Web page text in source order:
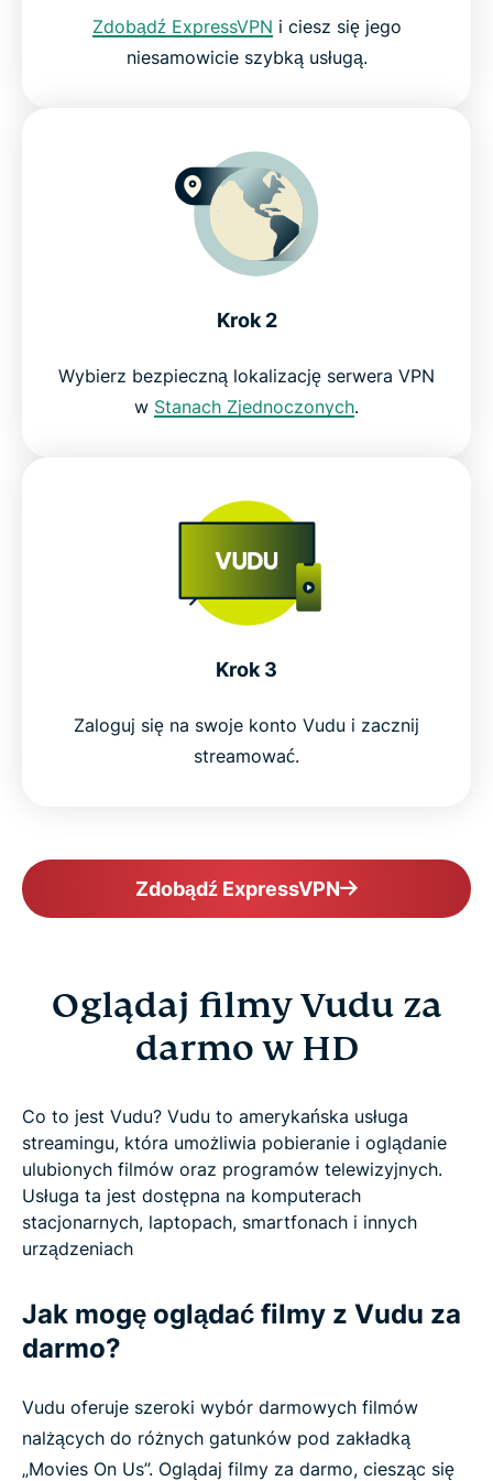
Zdobądź ExpressVPN i ciesz się jego
niesamowicie szybką usługą.
Krok 2
Wybierz bezpieczną lokalizację serwera VPN
w Stanach Zjednoczonych.
Krok 3
Zaloguj się na swoje konto Vudu i zacznij
streamować.
Zdobądź ExpressVPN
Oglądaj filmy Vudu za
darmo w HD
Co to jest Vudu? Vudu to amerykańska usługa
streamingu, która umożliwia pobieranie i oglądanie
ulubionych filmów oraz programów telewizyjnych.
Usługa ta jest dostępna na komputerach
stacjonarnych, laptopach, smartfonach i innych
urządzeniach
Jak mogę oglądać filmy z Vudu za
darmo?
Vudu oferuje szeroki wybór darmowych filmów
nalżących do różnych gatunków pod zakładką
„Movies On Us”. Oglądaj filmy za darmo, ciesząc się